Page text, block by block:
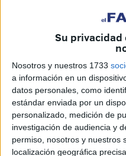
Su
Nosotros y nuestros 1733
a información en un
datos personales, como
estándar enviada por un
personalizado, medición de
investigación de audiencia y
permiso, nosotros y nuestros
localización geográfica
Imagen de archivo
Hay silencios que no son
pacto. Y hay pactos que
trabajadores, sino
deberían defenderlos. En